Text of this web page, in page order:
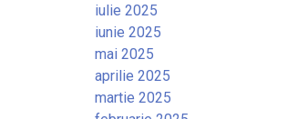
iulie 2025
iunie 2025
mai 2025
aprilie 2025
martie 2025